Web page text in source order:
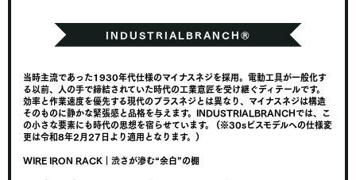
当時主流であった1930年代仕様のマイナスネジを採用。電動工具が一般化す
る以前、人の手で締結されていた時代の工業意匠を受け継ぐディテールです。
効率と作業速度を優先する現代のプラスネジとは異なり、マイナスネジは構造
そのものに静かな緊張感と品格を与えます。INDUSTRIALBRANCHでは、こ
の小さな要素にも時代の思想を宿らせています。 (※30sビスモデルへの仕様変
更は令和8年2月27日より適用となります。)
WIRE IRON RACK｜渋さが滲む“余白”の棚